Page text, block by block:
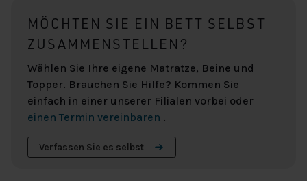
MÖCHTEN SIE EIN BETT SELBST
ZUSAMMENSTELLEN?
Wählen Sie Ihre eigene Matratze, Beine und
Topper. Brauchen Sie Hilfe? Kommen Sie
einfach in einer unserer Filialen vorbei oder
einen Termin vereinbaren .
Verfassen Sie es selbst